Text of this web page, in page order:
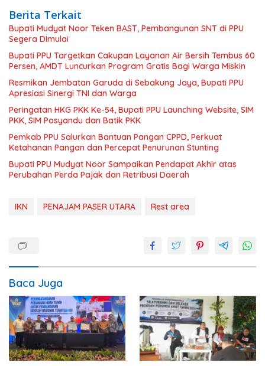
Berita Terkait
Bupati Mudyat Noor Teken BAST, Pembangunan SNT di PPU
Segera Dimulai
Bupati PPU Targetkan Cakupan Layanan Air Bersih Tembus 60
Persen, AMDT Luncurkan Program Gratis Bagi Warga Miskin
Resmikan Jembatan Garuda di Sebakung Jaya, Bupati PPU
Apresiasi Sinergi TNI dan Warga
Peringatan HKG PKK Ke-54, Bupati PPU Launching Website, SIM
PKK, SIM Posyandu dan Batik PKK
Pemkab PPU Salurkan Bantuan Pangan CPPD, Perkuat
Ketahanan Pangan dan Percepat Penurunan Stunting
Bupati PPU Mudyat Noor Sampaikan Pendapat Akhir atas
Perubahan Perda Pajak dan Retribusi Daerah
IKN PENAJAM PASER UTARA Rest area
Baca Juga